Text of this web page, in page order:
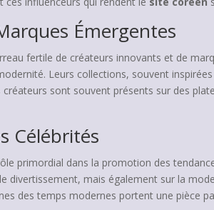
Émergentes
fertile de créateurs innovants et de
Leurs collections, souvent
créateurs sont souvent présents sur des
Célébrités
primordial dans la promotion des
divertissement, mais également sur la
des temps modernes portent une pièce